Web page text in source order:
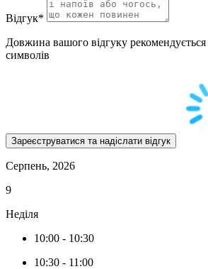
Відгук*
Довжина вашого відгуку
символів
Серпень, 2026
9
Неділя
10:00 - 10:30
10:30 - 11:00